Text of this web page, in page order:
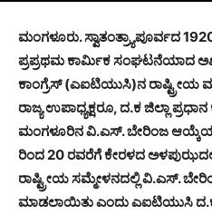
ಮಂಗಳೂರು. ಸ್ವಾತಂತ್ರ್ಯಾಪೂರ್ವದ
ಪ್ರಪ್ರಥಮ ಕಾರ್ಮಿಕ ಸಂಘಟನೆಯಾದ
ಕಾಂಗ್ರೆಸ್ (ಎಐಟಿಯುಸಿ)ನ
ರಾಜ್ಯ ಉಪಾಧ್ಯಕ್ಷರೂ, ದ.ಕ ಜಿಲ್ಲಾ
ಮಂಗಳೂರಿನ ವಿ.ಎಸ್. ಬೇರಿಂಜ
ರಿಂದ 20 ರವರೆಗೆ ಕೇರಳದ
ರಾಷ್ಟ್ರೀಯ ಸಮ್ಮೇಳನದಲ್ಲಿ ವಿ.ಎಸ್.
ಮಾಡಲಾಯಿತು ಎಂದು ಎಐಟಿಯುಸಿ